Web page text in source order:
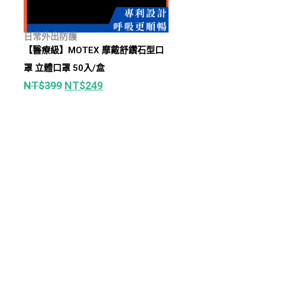
日常外出防護
【醫療級】MOTEX 摩戴舒鑽石型口
罩 立體口罩 50入/盒
NT$399 NT$249